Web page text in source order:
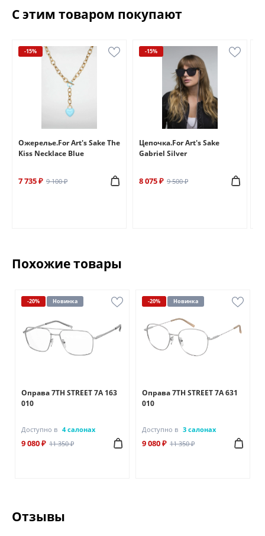
С этим товаром покупают
-15%
Ожерелье.For Art's Sake The
Kiss Necklace Blue
7 735 ₽ 9 100 ₽
-15%
Цепочка.For Art's Sake
Gabriel Silver
8 075 ₽ 9 500 ₽
Похожие товары
-20% Новинка
Оправа 7TH STREET 7A 163
010
Доступно в 4 салонах
9 080 ₽ 11 350 ₽
-20% Новинка
Оправа 7TH STREET 7A 631
010
Доступно в 3 салонах
9 080 ₽ 11 350 ₽
Отзывы